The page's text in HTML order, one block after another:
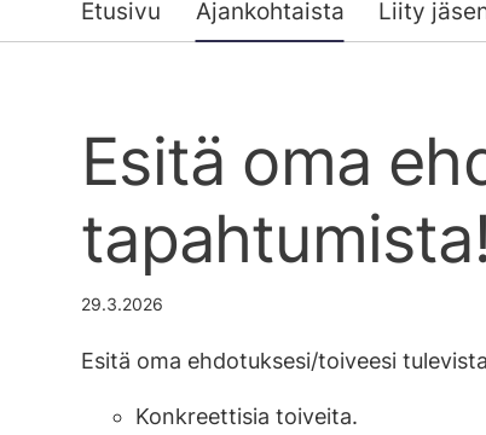
Etusivu Ajankohtaista Liity
Esitä oma
tapahtumista!
29.3.2026
Esitä oma ehdotuksesi/toiveesi
Konkreettisia toiveita.